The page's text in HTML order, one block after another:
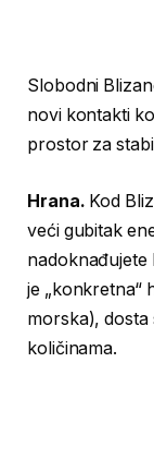
Slobodni
novi kontakti
prostor za
Hrana. Kod
veći gubitak
nadoknađujete
je „konkretna“
morska), dosta
količinama.